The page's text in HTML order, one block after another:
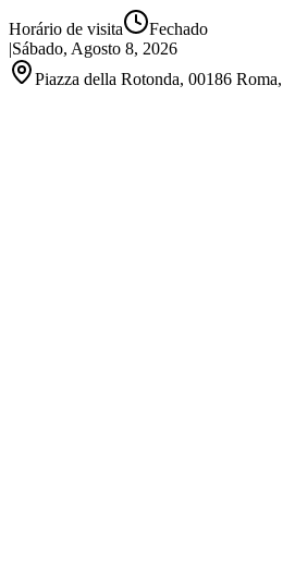
Horário de visita
Fechado
|Sábado, Agosto 8, 2026
Piazza della Rotonda, 00186